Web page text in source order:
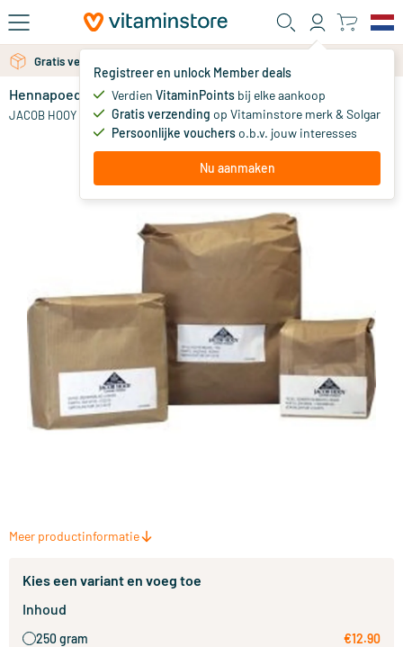
Ga naar de hoofdinhoud
Registreer en unlock Member deals
Verdien VitaminPoints bij elke aankoop
Gratis verzending op Vitaminstore merk & Solgar
Persoonlijke voucherso.b.v. jouw interesses
Nu aanmaken
Gratis verzending vanaf 25 euro
Hennapoeder zwart
JACOB HOOY vanaf 12.
Meer productinformatie
Kies een variant en voeg toe
Inhoud
250 gram €12.90